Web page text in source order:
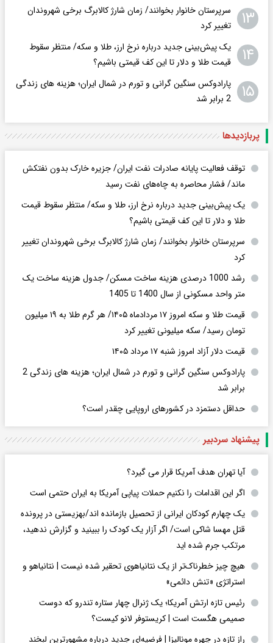
۱۳
سرپرستان خانوار بخوانند/ زمان شارژ کالابرگ برخی شهروندان
تغییر کرد
۱۴
یک پیش‌بینی جدید درباره نرخ ارز، طلا و سکه/ منتظر سقوط
قیمت طلا و دلار تا این کف قیمتی باشیم؟
۱۵
پارادوکس سنگین گرانی و تورم در شمال ایران؛ هزینه های زندگی
2 برابر ‌شد
پربازدید‌ها
توقف فعالیت پایانه صادرات نفت ایران/ جزیره خارک بدون نفتکش
ماند/ فشار محاصره به چاه‌های نفت رسید
یک پیش‌بینی جدید درباره نرخ ارز، طلا و سکه/ منتظر سقوط قیمت
طلا و دلار تا این کف قیمتی باشیم؟
سرپرستان خانوار بخوانند/ زمان شارژ کالابرگ برخی شهروندان تغییر
کرد
رشد 1000 درصدی هزینه ساخت مسکن/ جدول هزینه ساخت یک
متر واحد مسکونی از سال 1400 تا 1405
قیمت طلا و سکه امروز ۱۷ مردادماه ۱۴۰۵/ هر گرم طلا به ۱۹ میلیون
تومان رسید/ سکه میلیونی تغییر کرد
قیمت دلار آزاد امروز شنبه ۱۷ مرداد ۱۴۰۵
پارادوکس سنگین گرانی و تورم در شمال ایران؛ هزینه های زندگی 2
برابر ‌شد
حداقل دستمزد در کشورهای اروپایی چقدر است؟
پیشنهاد سردبیر
آیا تهران هدف آمریکا قرار می گیرد؟
اگر این اقدامات را نکنیم حملات پیاپی آمریکا به ایران حتمی است
یک چهارم کودکان ایرانی از تحصیل بازمانده اند/بهزیستی در پرونده
قتل مهسا شاکی است/ اگر آزار یک کودک را ببینید و گزارش ندهید،
مرتکب جرم شده اید
هیچ چیز خطرناک‌تر از یک نتانیاهوی تحقیر شده نیست | نتانیاهو و
استراتژی «تنش دائمی»
رئیس تازه ارتش آمریکا؛ یک ژنرال چهار ستاره تندرو که دوست
صمیمی هگست است | کریستوفر لانو کیست؟
راز تازه در چهره مونالیزا | فرضیه‌ای جدید درباره مشهورترین لبخند